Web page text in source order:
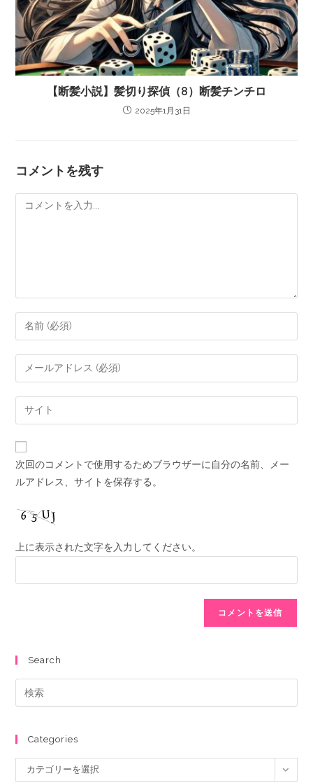
【断髪小説】髪切り探偵（8）断髪チンチロ
2025年1月31日
コメントを残す
次回のコメントで使用するためブラウザーに自分の名前、メー
ルアドレス、サイトを保存する。
上に表示された文字を入力してください。
Search
Categories
カテゴリーを選択